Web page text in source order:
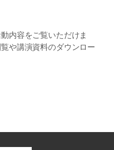
内容をご覧いただけま
や講演資料のダウンロー